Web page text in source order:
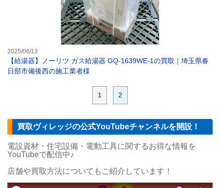
2025/06/13
【給湯器】ノーリツ ガス給湯器 GQ-1639WE-1の買取｜埼玉県春
日部市備後西の施工業者様
1 2
買取ヴィレッジの公式YouTubeチャンネルを開設！
電設資材・住宅設備・電動工具に関するお得な情報を
YouTubeで配信中♪
店舗や買取方法についてもご紹介しています！